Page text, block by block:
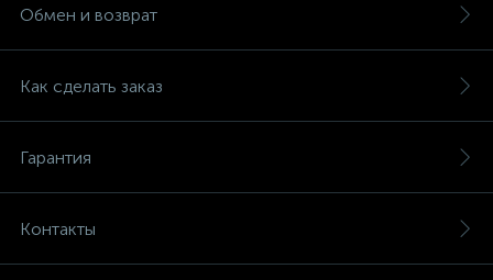
Обмен и возврат
Как сделать заказ
Гарантия
Контакты